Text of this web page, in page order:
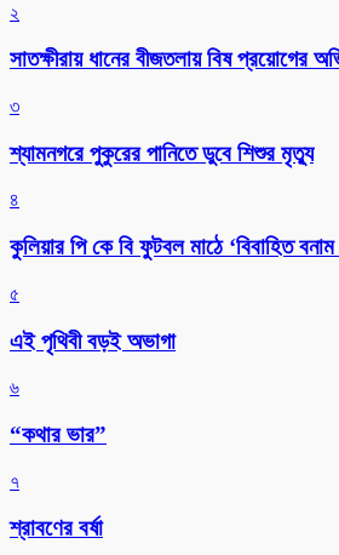
২
সাতক্ষীরায় ধানের বীজতলায় বিষ প্রয়োগের
৩
শ্যামনগরে পুকুরের পানিতে ডুবে শিশুর মৃত্যু
৪
কুলিয়ার পি কে বি ফুটবল মাঠে ‘বিবাহিত
৫
এই পৃথিবী বড়ই অভাগা
৬
“কথার ভার”
৭
শ্রাবণের বর্ষা